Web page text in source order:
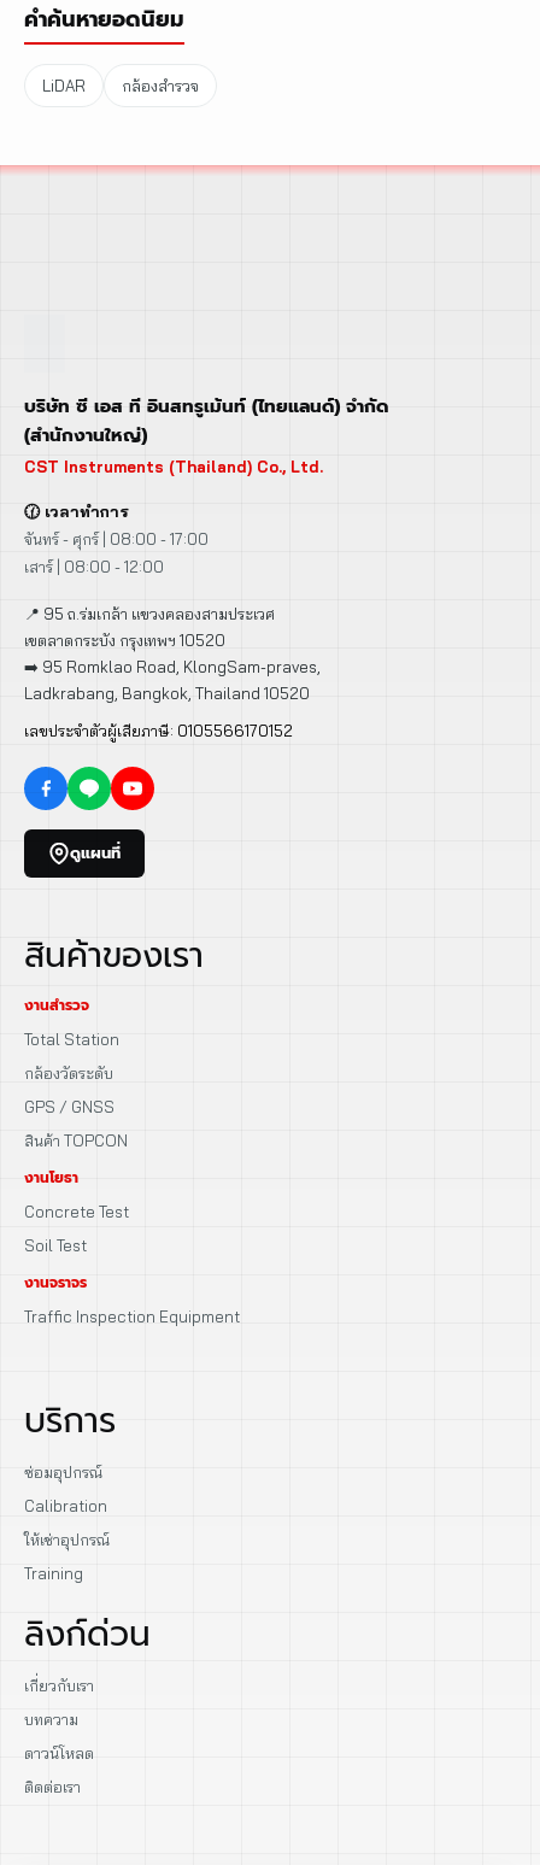
คำค้นหายอดนิยม
LiDAR กล้องสำรวจ
บริษัท ซี เอส ที อินสทรูเม้นท์ (ไทยแลนด์) จำกัด
(สำนักงานใหญ่)
CST Instruments (Thailand) Co., Ltd.
🕜 เวลาทำการ
จันทร์ - ศุกร์ | 08:00 - 17:00
เสาร์ | 08:00 - 12:00
📍 95 ถ.ร่มเกล้า แขวงคลองสามประเวศ
เขตลาดกระบัง กรุงเทพฯ 10520
➡️ 95 Romklao Road, KlongSam-praves,
Ladkrabang, Bangkok, Thailand 10520
เลขประจำตัวผู้เสียภาษี: 0105566170152
ดูแผนที่
สินค้าของเรา
งานสำรวจ
Total Station
กล้องวัดระดับ
GPS / GNSS
สินค้า TOPCON
งานโยธา
Concrete Test
Soil Test
งานจราจร
Traffic Inspection Equipment
บริการ
ซ่อมอุปกรณ์
Calibration
ให้เช่าอุปกรณ์
Training
ลิงก์ด่วน
เกี่ยวกับเรา
บทความ
ดาวน์โหลด
ติดต่อเรา